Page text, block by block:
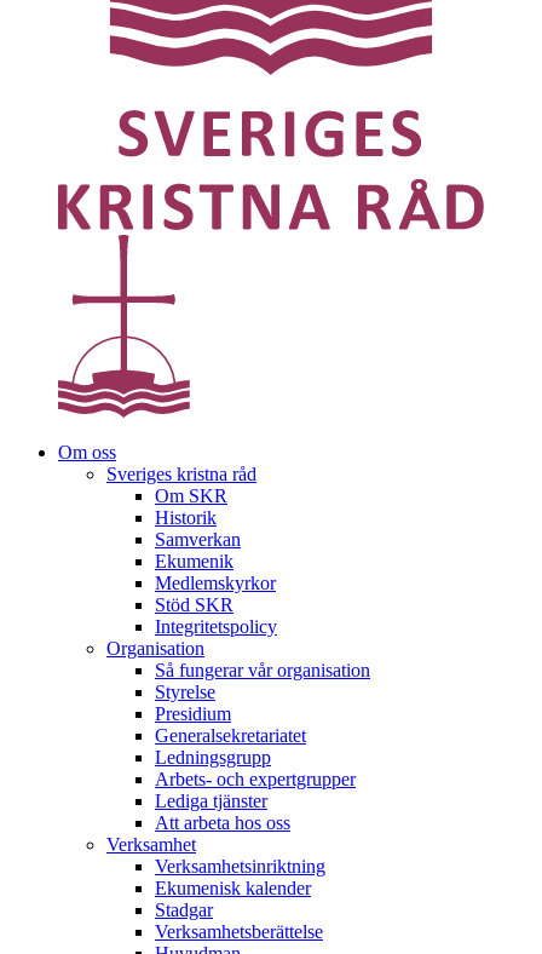
Om oss
Sveriges kristna råd
Om SKR
Historik
Samverkan
Ekumenik
Medlemskyrkor
Stöd SKR
Integritetspolicy
Organisation
Så fungerar vår organisation
Styrelse
Presidium
Generalsekretariatet
Ledningsgrupp
Arbets- och expertgrupper
Lediga tjänster
Att arbeta hos oss
Verksamhet
Verksamhetsinriktning
Ekumenisk kalender
Stadgar
Verksamhetsberättelse